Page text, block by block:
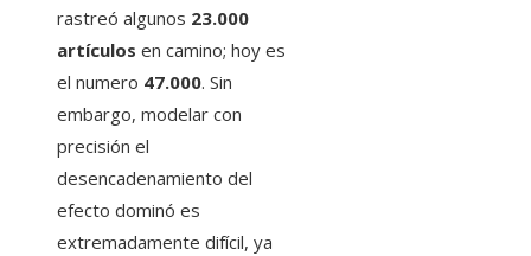
rastreó algunos 23.000
artículos en camino; hoy es
el numero 47.000. Sin
embargo, modelar con
precisión el
desencadenamiento del
efecto dominó es
extremadamente difícil, ya